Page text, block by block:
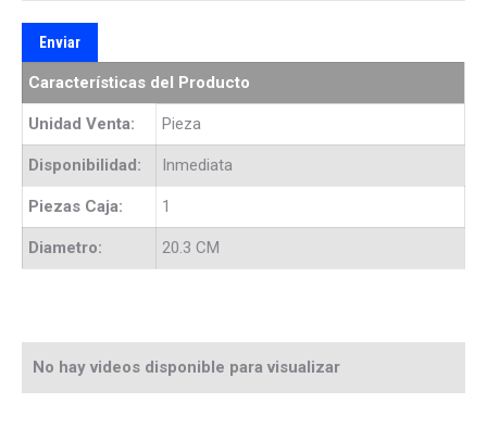
Características del Producto
Unidad Venta: Pieza
Disponibilidad: Inmediata
Piezas Caja: 1
Diametro: 20.3 CM
No hay videos disponible para visualizar